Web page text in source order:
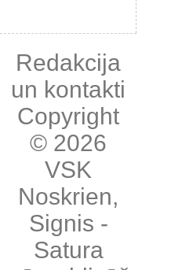
Redakcija
un kontakti
Copyright
© 2026
VSK
Noskrien,
Signis -
Satura